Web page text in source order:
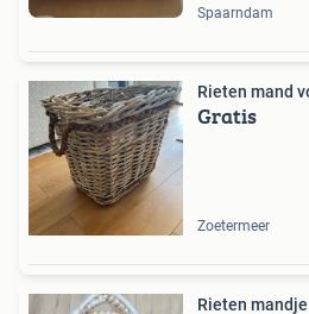
Spaarndam
Rieten mand
Gratis
Zoetermeer
Rieten